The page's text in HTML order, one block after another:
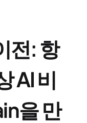
전: 항
AI 비
을 만